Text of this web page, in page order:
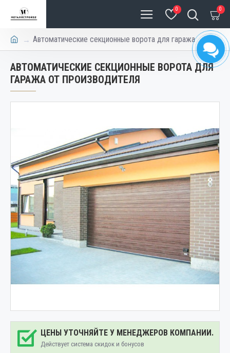
0 0
Автоматические секционные ворота для гаража
АВТОМАТИЧЕСКИЕ СЕКЦИОННЫЕ ВОРОТА ДЛЯ
ГАРАЖА ОТ ПРОИЗВОДИТЕЛЯ
ЦЕНЫ УТОЧНЯЙТЕ У МЕНЕДЖЕРОВ КОМПАНИИ.
Действует система скидок и бонусов